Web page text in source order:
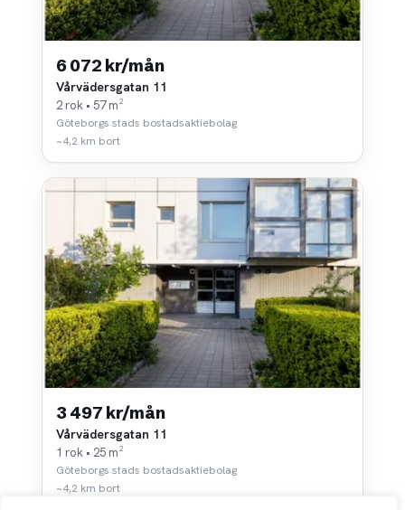
6 072 kr/mån
Vårvädersgatan 11
2 rok • 57 m²
Göteborgs stads bostadsaktiebolag
~4,2 km bort
3 497 kr/mån
Vårvädersgatan 11
1 rok • 25 m²
Göteborgs stads bostadsaktiebolag
~4,2 km bort